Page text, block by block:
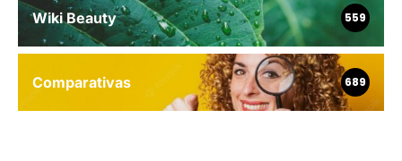
Wiki Beauty 559
Comparativas 689